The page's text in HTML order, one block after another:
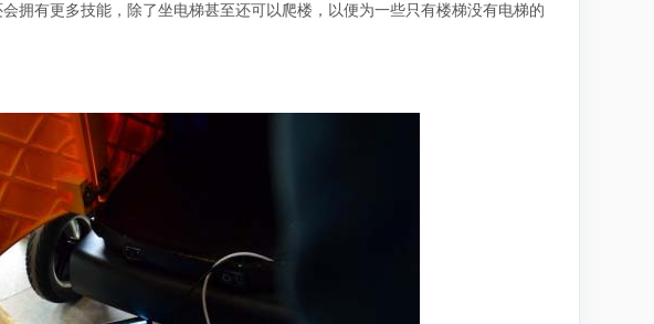
拥有更多技能，除了坐电梯甚至还可以爬楼，以便为一些只有楼梯没有电梯的